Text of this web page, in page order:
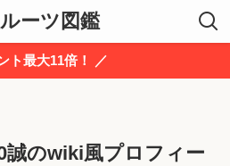
ーツ図鑑
ト最大11倍！ ／
誠のwiki風プロフィー